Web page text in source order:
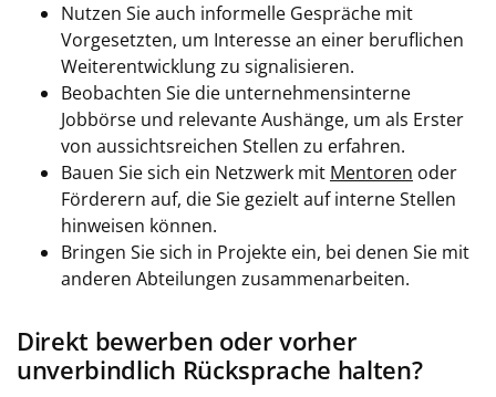
Nutzen Sie auch informelle Gespräche mit
Vorgesetzten, um Interesse an einer beruflichen
Weiterentwicklung zu signalisieren.
Beobachten Sie die unternehmensinterne
Jobbörse und relevante Aushänge, um als Erster
von aussichtsreichen Stellen zu erfahren.
Bauen Sie sich ein Netzwerk mit Mentoren oder
Förderern auf, die Sie gezielt auf interne Stellen
hinweisen können.
Bringen Sie sich in Projekte ein, bei denen Sie mit
anderen Abteilungen zusammenarbeiten.
Direkt bewerben oder vorher
unverbindlich Rücksprache halten?